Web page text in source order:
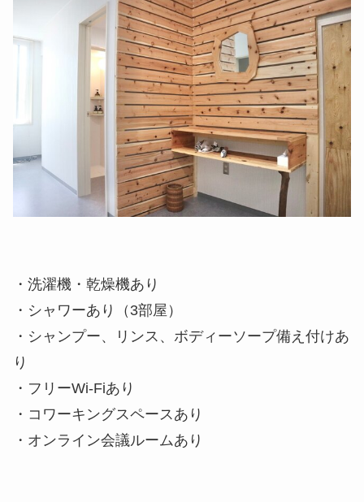
・洗濯機・乾燥機あり
・シャワーあり（3部屋）
・シャンプー、リンス、ボディーソープ備え付けあ
り
・フリーWi-Fiあり
・コワーキングスペースあり
・オンライン会議ルームあり